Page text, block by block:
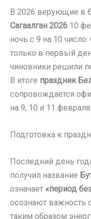
В 2026 верующие в
Сагаалган 2026 10
ночь с 9 на 10
только в первый
чиновники решили
В итоге праздник
сопровождается
на 9, 10 и 11 февраля.
Подготовка к
Последний день
получил название
означает «период
осознают важность
таким образом